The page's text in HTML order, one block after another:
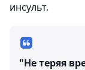
инсульт.
"Не теряя